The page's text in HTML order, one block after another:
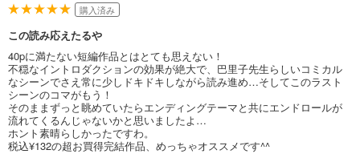
購入済み
この読み応えたるや
40pに満たない短編作品とはとても思えない！
不穏なイントロダクションの効果が絶大で、巴里子先生らしいコミカル
なシーンでさえ常に少しドキドキしながら読み進め…そしてこのラスト
シーンのコマがもう！
そのままずっと眺めていたらエンディングテーマと共にエンドロールが
流れてくるんじゃないかと思いましたよ…
ホント素晴らしかったですわ。
税込¥132の超お買得完結作品、めっちゃオススメです^^